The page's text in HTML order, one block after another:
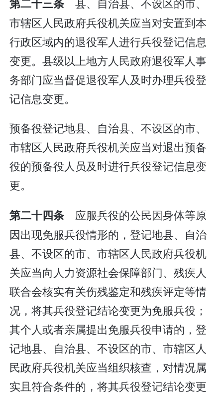
第二十三条
市辖区人民政府兵役机关应当对安置到本
行政区域内的退役军人进行兵役登记信息
变更。县级以上地方人民政府退役军人事
务部门应当督促退役军人及时办理兵役登
记信息变更。
预备役登记地县、自治县、不设区的市、
市辖区人民政府兵役机关应当对退出预备
役的预备役人员及时进行兵役登记信息变
更。
第二十四条 应服兵役的公民因身体等原
因出现免服兵役情形的，登记地县、自治
县、不设区的市、市辖区人民政府兵役机
关应当向人力资源社会保障部门、残疾人
联合会核实有关伤残鉴定和残疾评定等情
况，将其兵役登记结论变更为免服兵役；
其个人或者亲属提出免服兵役申请的，登
记地县、自治县、不设区的市、市辖区人
民政府兵役机关应当组织核查，对情况属
实且符合条件的，将其兵役登记结论变更